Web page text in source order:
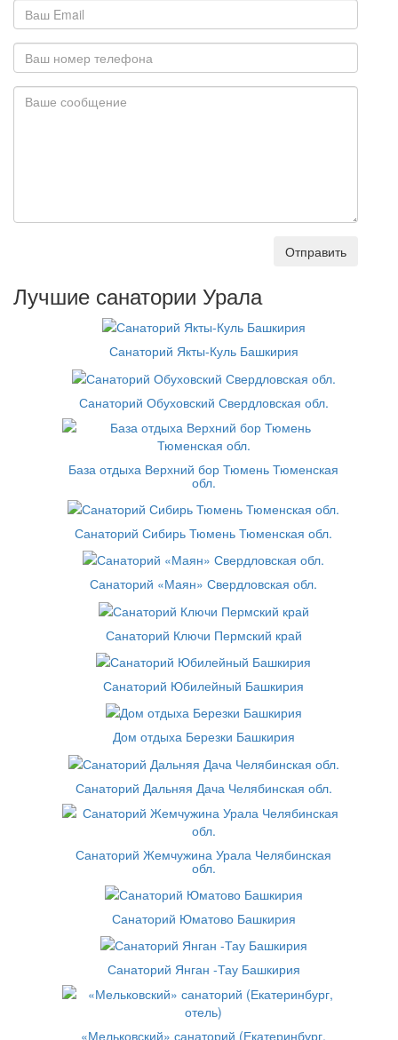
Отправить
Лучшие санатории Урала
Санаторий Якты-Куль Башкирия
Санаторий Обуховский Свердловская обл.
База отдыха Верхний бор Тюмень Тюменская
обл.
Санаторий Сибирь Тюмень Тюменская обл.
Санаторий «Маян» Свердловская обл.
Санаторий Ключи Пермский край
Санаторий Юбилейный Башкирия
Дом отдыха Березки Башкирия
Санаторий Дальняя Дача Челябинская обл.
Санаторий Жемчужина Урала Челябинская
обл.
Санаторий Юматово Башкирия
Санаторий Янган -Тау Башкирия
«Мельковский» санаторий (Екатеринбург,